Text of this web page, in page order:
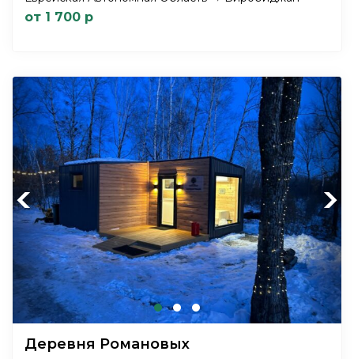
от 1 700 р
Previous Next
Деревня Романовых